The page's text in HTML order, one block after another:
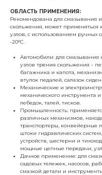
ОБЛАСТЬ ПРИМЕНЕНИЯ:
Рекомендована для смазывания
скольжения, может применяться
узлов, с использованием ручных
-20°C.
Автомобили: для
узлов трения скольжения –
багажника и капота,
втулок педалей, салазок
Механические и
механического инструмента
лебедок, талей, тисков.
Промышленность:
различных механизмов,
транспортеры, конвейерные
штоки гидравлических
устройств, шестерни и
мощные цепные передачи,
Дачное применение: для
садовых тележек, насосов,
смазкой детали и